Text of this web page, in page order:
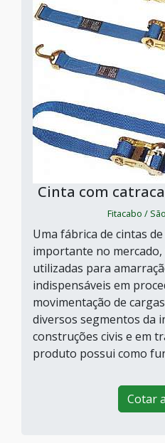
Cinta com
Fitacabo /
Uma fábrica de cintas
importante no mercado,
utilizadas para
indispensáveis em
movimentação de
diversos segmentos da
construções civis e em
produto possui como
Cotar